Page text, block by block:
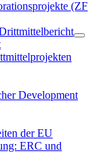
(ZF
Development
der EU
ERC und